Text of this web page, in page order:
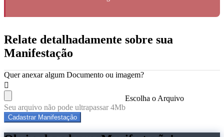
Relate detalhadamente sobre sua
Manifestação
Quer anexar algum Documento ou imagem?
Escolha o Arquivo
Seu arquivo não pode ultrapassar 4Mb
Cadastrar Manifestação